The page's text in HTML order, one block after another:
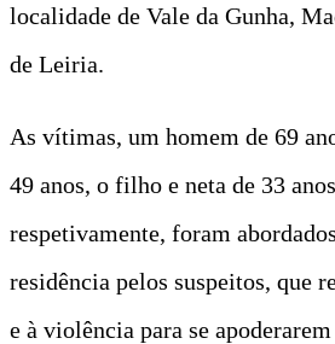
localidade de Vale da Gunha,
de Leiria.
As vítimas, um homem de 69
49 anos, o filho e neta de 33
respetivamente, foram
residência pelos suspeitos, que
e à violência para se